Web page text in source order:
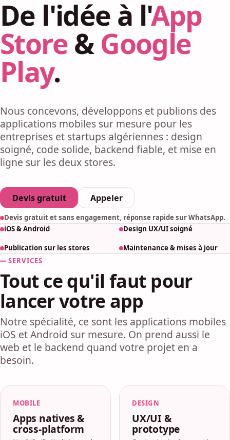
De l'idée à l'App
Store&Google
Play.
Nous concevons, développons et publions des
applications mobiles sur mesure pour les
entreprises et startups algériennes : design
soigné, code solide, backend fiable, et mise en
ligne sur les deux stores.
Devis gratuit Appeler
Devis gratuit et sans engagement, réponse rapide sur WhatsApp.
iOS & Android Design UX/UI soigné
Publication sur les stores
Maintenance & mises à jour
SERVICES
Tout ce qu'il faut pour
lancer votre app
Notre spécialité, ce sont les applications mobiles
iOS et Android sur mesure. On prend aussi le
web et le backend quand votre projet en a
besoin.
MOBILE
Apps natives &
cross-platform
DESIGN
UX/UI &
prototype